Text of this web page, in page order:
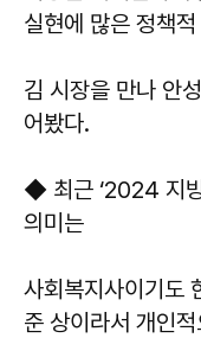
실현에 많은 정책
김 시장을 만나 안
어봤다.
◆ 최근 ‘2024 지방
의미는
사회복지사이기도
준 상이라서 개인